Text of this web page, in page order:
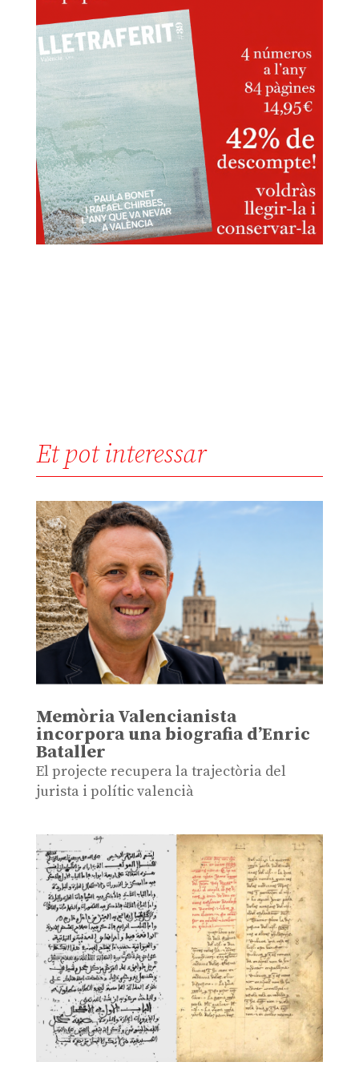
Et pot interessar
Memòria Valencianista
incorpora una biografia d’Enric
Bataller
El projecte recupera la trajectòria del
jurista i polític valencià